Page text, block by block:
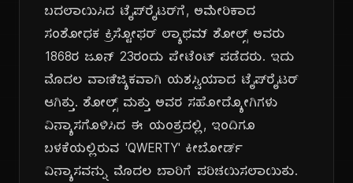
ಬದಲಾಯಿಸಿದ ಟೈಪ್‌ರೈಟರ್‌ಗೆ, ಅಮೇರಿಕಾದ
ಸಂಶೋಧಕ ಕ್ರಿಸ್ಟೋಫರ್ ಲ್ಯಾಥಮ್ ಶೋಲ್ಸ್ ಅವರು
1868ರ ಜೂನ್ 23ರಂದು ಪೇಟೆಂಟ್ ಪಡೆದರು. ಇದು
ಮೊದಲ ವಾಣಿಜ್ಯಿಕವಾಗಿ ಯಶಸ್ವಿಯಾದ ಟೈಪ್‌ರೈಟರ್
ಆಗಿತ್ತು. ಶೋಲ್ಸ್ ಮತ್ತು ಅವರ ಸಹೋದ್ಯೋಗಿಗಳು
ವಿನ್ಯಾಸಗೊಳಿಸಿದ ಈ ಯಂತ್ರದಲ್ಲಿ, ಇಂದಿಗೂ
ಬಳಕೆಯಲ್ಲಿರುವ 'QWERTY' ಕೀಬೋರ್ಡ್
ವಿನ್ಯಾಸವನ್ನು ಮೊದಲ ಬಾರಿಗೆ ಪರಿಚಯಿಸಲಾಯಿತು.